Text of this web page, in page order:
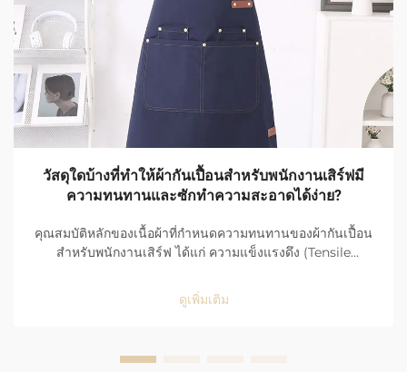
วัสดุใดบ้างที่ทำให้ผ้ากันเปื้อนสำหรับพนักงานเสิร์ฟมี
ความทนทานและซักทำความสะอาดได้ง่าย?
คุณสมบัติหลักของเนื้อผ้าที่กำหนดความทนทานของผ้ากันเปื้อน
สำหรับพนักงานเสิร์ฟ ได้แก่ ความแข็งแรงดึง (Tensile
Resistance) และการใช้งานในพื้นที่ที่มีผู้คนหนาแน่นสูงใน
ร้านอาหาร ผ้ากันเปื้อนของพนักงานเสิร์ฟต้องเผชิญกับการใช้
ดูเพิ่มเติม